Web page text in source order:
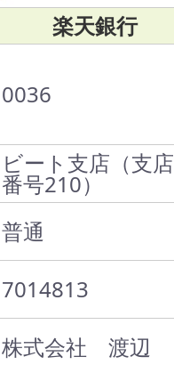
楽天銀行
0036
ビート支店（支店
番号210）
普通
7014813
株式会社 渡辺